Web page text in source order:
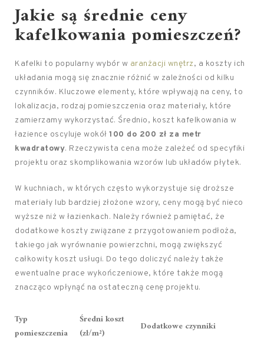
Jakie są średnie ceny
kafelkowania pomieszczeń?
Kafelki to popularny wybór w aranżacji wnętrz, a koszty ich
układania mogą się znacznie różnić w zależności od kilku
czynników. Kluczowe elementy, które wpływają na ceny, to
lokalizacja, rodzaj pomieszczenia oraz materiały, które
zamierzamy wykorzystać. Średnio, koszt kafelkowania w
łazience oscyluje wokół 100 do 200 zł za metr
kwadratowy. Rzeczywista cena może zależeć od specyfiki
projektu oraz skomplikowania wzorów lub układów płytek.
W kuchniach, w których często wykorzystuje się droższe
materiały lub bardziej złożone wzory, ceny mogą być nieco
wyższe niż w łazienkach. Należy również pamiętać, że
dodatkowe koszty związane z przygotowaniem podłoża,
takiego jak wyrównanie powierzchni, mogą zwiększyć
całkowity koszt usługi. Do tego doliczyć należy także
ewentualne prace wykończeniowe, które także mogą
znacząco wpłynąć na ostateczną cenę projektu.
Typ
pomieszczenia
Średni koszt
(zł/m²)
Dodatkowe czynniki